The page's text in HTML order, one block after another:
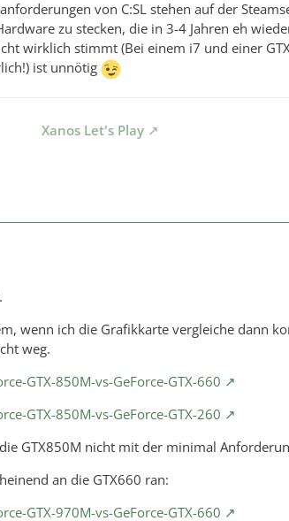
von C:SL stehen auf der
zu stecken, die in 3-4 Jahren eh
wirklich stimmt (Bei einem i7 und einer
ist unnötig
Xanos Let's Play
wenn ich die Grafikkarte vergleiche dann
weg.
GTX-850M-vs-GeForce-GTX-660
GTX-850M-vs-GeForce-GTX-260
GTX850M nicht mit der minimal
an die GTX660 ran:
GTX-970M-vs-GeForce-GTX-660